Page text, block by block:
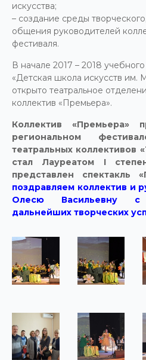
искусства;
– создание среды
общения руководителей
фестиваля.
В начале 2017 – 2018
«Детская школа искусств
открыто театральное
коллектив «Премьера».
Коллектив «Премьера»
региональном
театральных коллективов
стал Лауреатом I
представлен спектакль
поздравляем коллектив и
Олесю Васильевну
дальнейших творческих